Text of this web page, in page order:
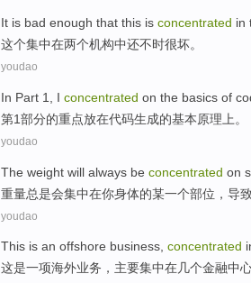
It is bad enough that this is concentrated in
这个集中在两个机构中还不时很坏。
youdao
In Part 1 I concentrated on the basics of
第1部分的重点放在代码生成的基本原理 上。
youdao
The weight will always be concentrated on
重量总是会集中在你身体的某一个部位 ，导
youdao
This is an offshore business, concentrated
这是一项海外业务 ， 主要集中在几个金融中